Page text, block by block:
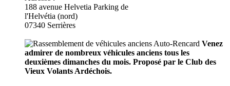
188 avenue Helvetia Parking de
l'Helvétia (nord)
07340 Serrières
Venez
admirer de nombreux véhicules anciens tous les
deuxièmes dimanches du mois. Proposé par le Club des
Vieux Volants Ardéchois.